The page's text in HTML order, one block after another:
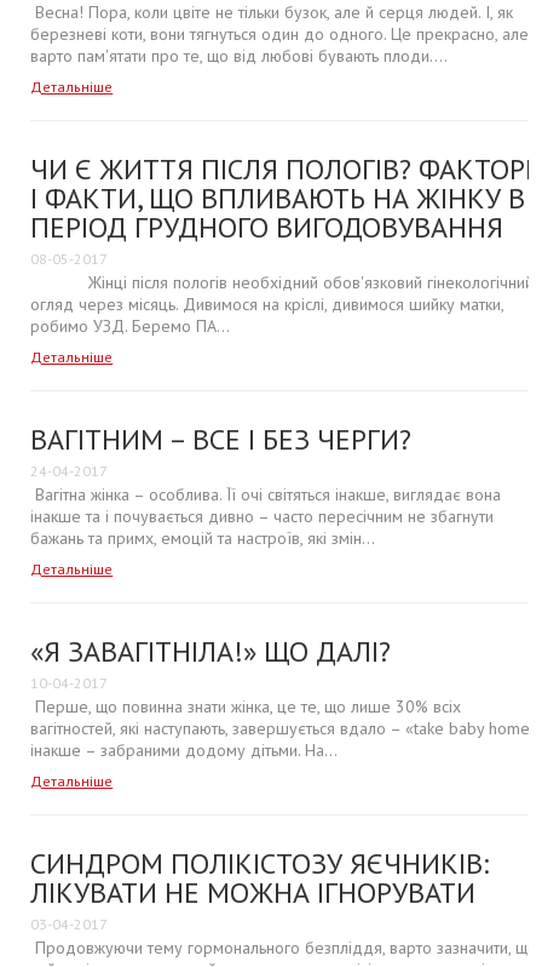
Весна! Пора, коли цвіте не тільки бузок, але й серця людей. І, як
березневі коти, вони тягнуться один до одного. Це прекрасно, але
варто пам'ятати про те, що від любові бувають плоди....
Детальніше
ЧИ Є ЖИТТЯ ПІСЛЯ ПОЛОГІВ?
І ФАКТИ, ЩО ВПЛИВАЮТЬ НА ЖІНКУ В
ПЕРІОД ГРУДНОГО ВИГОДОВУВАННЯ
08-05-2017
Жінці після пологів необхідний обов'язковий гінекологічний
огляд через місяць. Дивимося на кріслі, дивимося шийку матки,
робимо УЗД. Беремо ПА...
Детальніше
ВАГІТНИМ – ВСЕ І БЕЗ ЧЕРГИ?
24-04-2017
Вагітна жінка – особлива. Її очі світяться інакше, виглядає вона
інакше та і почувається дивно – часто пересічним не збагнути
бажань та примх, емоцій та настроїв, які змін...
Детальніше
«Я ЗАВАГІТНІЛА!» ЩО ДАЛІ?
10-04-2017
Перше, що повинна знати жінка, це те, що лише 30% всіх
вагітностей, які наступають, завершується вдало – «take baby home»,
інакше – забраними додому дітьми. На...
Детальніше
СИНДРОМ ПОЛІКІСТОЗУ ЯЄЧНИКІВ:
ЛІКУВАТИ НЕ МОЖНА ІГНОРУВАТИ
03-04-2017
Продовжуючи тему гормонального безпліддя, варто зазначити, що